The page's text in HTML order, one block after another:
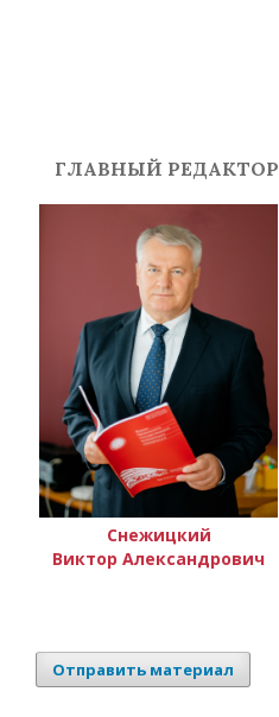
ГЛАВНЫЙ РЕДАКТОР
Снежицкий
Виктор Александрович
Отправить материал